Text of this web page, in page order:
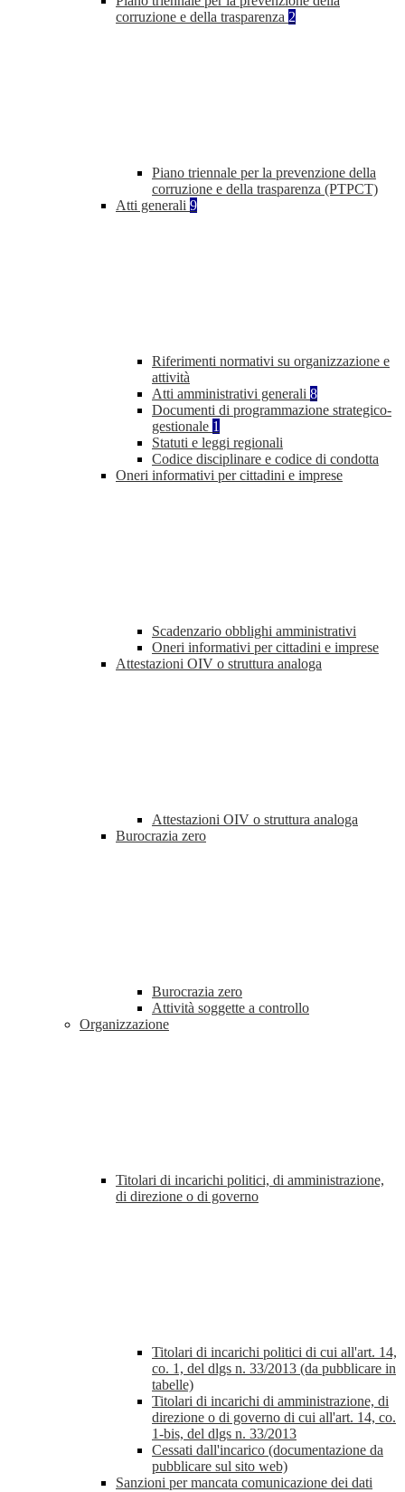
corruzione e della trasparenza 2
Piano triennale per la prevenzione della
corruzione e della trasparenza (PTPCT)
Atti generali 9
Riferimenti normativi su organizzazione e
attività
Atti amministrativi generali 8
Documenti di programmazione strategico-
gestionale 1
Statuti e leggi regionali
Codice disciplinare e codice di condotta
Oneri informativi per cittadini e imprese
Scadenzario obblighi amministrativi
Oneri informativi per cittadini e imprese
Attestazioni OIV o struttura analoga
Attestazioni OIV o struttura analoga
Burocrazia zero
Burocrazia zero
Attività soggette a controllo
Organizzazione
Titolari di incarichi politici, di amministrazione,
di direzione o di governo
Titolari di incarichi politici di cui all'art. 14,
co. 1, del dlgs n. 33/2013 (da pubblicare in
tabelle)
Titolari di incarichi di amministrazione, di
direzione o di governo di cui all'art. 14, co.
1-bis, del dlgs n. 33/2013
Cessati dall'incarico (documentazione da
pubblicare sul sito web)
Sanzioni per mancata comunicazione dei dati